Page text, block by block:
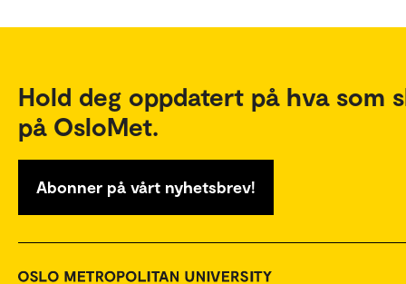
Hold deg oppdatert på hva som
på OsloMet.
Abonner på vårt nyhetsbrev!